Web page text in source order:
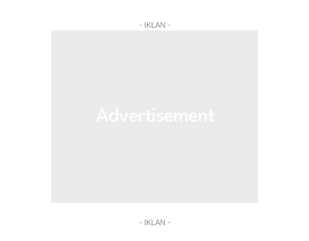
- IKLAN -
- IKLAN -